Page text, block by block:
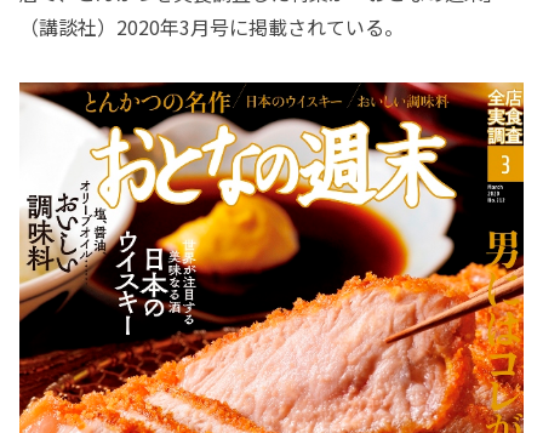
（講談社）2020年3月号に掲載されている。